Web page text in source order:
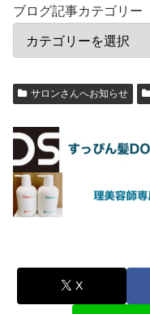
ブログ記事カテゴリー
サロンさんへお知らせ
X